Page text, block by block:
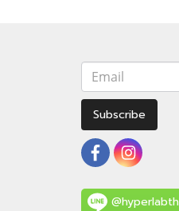
Subscribe
@hyperlabth